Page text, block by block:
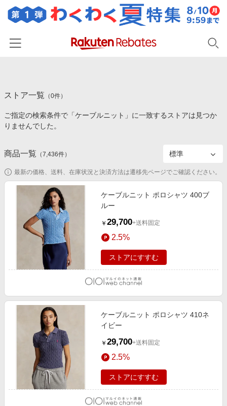
カテゴリー一覧
百貨店・総合ECモール
食品・スイーツ・お酒
コスメ・健康・医薬品
キッズ・ベビー用品
家電・PC・スマホ・カメラ
エンタメ
スポーツ・アウトドア・ゴルフ
インテリア・寝具
旅行・レジャー・ホテル予約
生活・お役立ち
金融・マネー・保険
デジタルコンテンツ
ビジネス・その他サービス
イベント一覧
初回購入者限定特典
対象ストア新規限定特典
新着ストアのご紹介
電子書籍特集
楽天ペイ導入ストア
楽天サービス特集
お中元特集2026
とことん買い物チャレンジ
Apple公式サイト×楽天カード分割払い
Qoo10メガポ
楽天IDでログイン/会員登録
ストア一覧 （0件）
ご指定の検索条件で「ケーブルニット」に一致するストアは見つか
りませんでした。
商品一覧 （7,436件）
最新の価格、送料、在庫状況と決済方法は遷移先ページでご確認ください。
ケーブルニット ポロシャツ 400ブ
ルー
￥ 29,700+送料固定
2.5%
ストアにすすむ
ケーブルニット ポロシャツ 410ネ
イビー
￥ 29,700+送料固定
2.5%
ストアにすすむ